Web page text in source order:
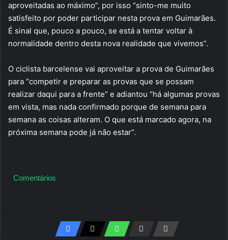
aproveitadas ao máximo”, por isso “sinto-me muito
satisfeito por poder participar nesta prova em Guimarães.
É sinal que, pouco a pouco, se está a tentar voltar à
normalidade dentro desta nova realidade que vivemos”.
O ciclista barcelense vai aproveitar a prova de Guimarães
para “competir e preparar as provas que se possam
realizar daqui para a frente” e adiantou “há algumas provas
em vista, mas nada confirmado porque de semana para
semana as coisas alteram. O que está marcado agora, na
próxima semana pode já não estar”.
Comentários